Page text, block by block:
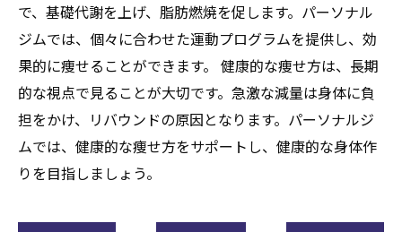
で、基礎代謝を上げ、脂肪燃焼を促します。パーソナル
ジムでは、個々に合わせた運動プログラムを提供し、効
果的に痩せることができます。 健康的な痩せ方は、長期
的な視点で見ることが大切です。急激な減量は身体に負
担をかけ、リバウンドの原因となります。パーソナルジ
ムでは、健康的な痩せ方をサポートし、健康的な身体作
りを目指しましょう。